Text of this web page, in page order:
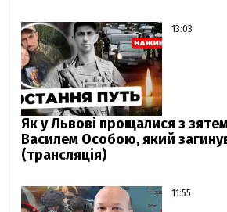
13:03
Як у Львові прощалися з
Василем Особою, який загинув
(трансляція)
11:55